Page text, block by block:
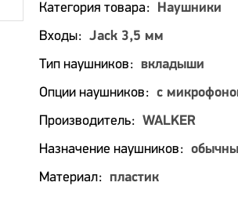
Категория товара
Наушники
Входы Jack 3,5 мм
Тип наушников вкладыши
Опции наушников с
Производитель WALKER
Назначение наушников
Материал
пластик